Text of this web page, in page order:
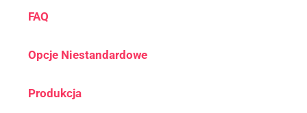
FAQ
Opcje Niestandardowe
Produkcja